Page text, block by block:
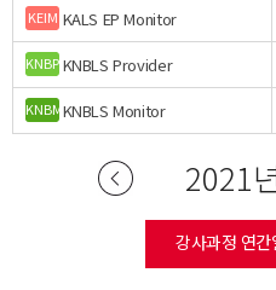
KEIM KALS EP Monitor
KNBPKNBLS Provider
KNBMKNBLS Monitor
2021
강사과정 연간